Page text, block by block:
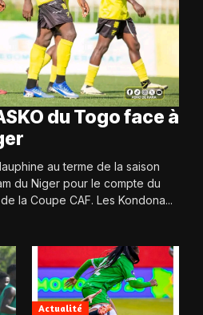
du Togo face à
au terme de la saison
du Niger pour le compte du
la Coupe CAF. Les Kondona...
Actualité